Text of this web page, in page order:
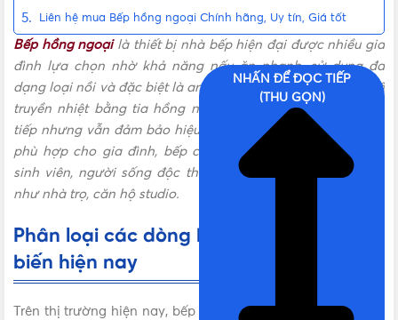
Liên hệ mua Bếp hồng ngoại Chính hãng, Uy tín, Giá tốt
Bếp hồng ngoạilà thiết bị nhà bếp hiện đại được nhiều gia
đình lựa chọn nhờ khả năng nấu ăn nhanh, sử dụng đa
dạng loại nồi và đặc biệt là an toàn khi sử dụng. Với cơ chế
truyền nhiệt bằng tia hồng ngoại, bếp không tạo lửa trực
tiếp nhưng vẫn đảm bảo hiệu suất đun nấu cao. Không chỉ
phù hợp cho gia đình, bếp còn là lựa chọn lý tưởng cho
sinh viên, người sống độc thân hoặc các không gian nhỏ
như nhà trọ, căn hộ studio.
Phân loại các dòng bếp hồng ngoại phổ
biến hiện nay
Trên thị trường hiện nay, bếp hồng ngoại được phân thành
NHẤN ĐỂ ĐỌC TIẾP
(THU GỌN)